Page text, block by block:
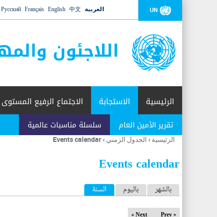
UN العربية 中文
English
Français
Русский
اللاجئون
الرئيسية الاستجابة
تقرير الأمين العام سلسلة مناسبات عالمية
الاجتماع الرفيع المستوى
أنت
هنا
الرئيسية › الجدول الزمني ›
Events calendar
Events calendar
ا
ل
بالشهر باليوم السنة (علامة التبويب النشطة)